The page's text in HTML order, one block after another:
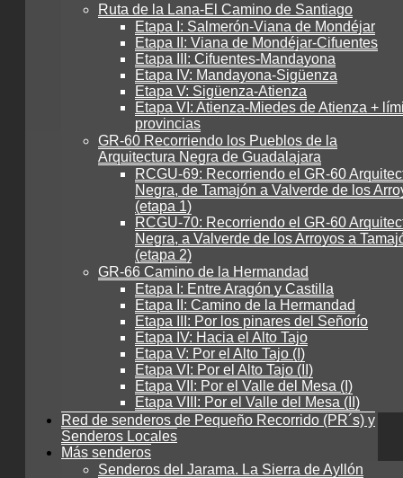
Ruta de la Lana-El Camino de Santiago
Etapa I: Salmerón-Viana de Mondéjar
Etapa II: Viana de Mondéjar-Cifuentes
Etapa III: Cifuentes-Mandayona
Etapa IV: Mandayona-Sigüenza
Etapa V: Sigüenza-Atienza
Etapa VI: Atienza-Miedes de Atienza +
provincias
GR-60 Recorriendo los Pueblos de la
Arquitectura Negra de Guadalajara
RCGU-69: Recorriendo el GR-60
Negra, de Tamajón a Valverde de los
(etapa 1)
RCGU-70: Recorriendo el GR-60
Negra, a Valverde de los Arroyos a
(etapa 2)
GR-66 Camino de la Hermandad
Etapa I: Entre Aragón y Castilla
Etapa II: Camino de la Hermandad
Etapa III: Por los pinares del Señorío
Etapa IV: Hacia el Alto Tajo
Etapa V: Por el Alto Tajo (I)
Etapa VI: Por el Alto Tajo (II)
Etapa VII: Por el Valle del Mesa (I)
Etapa VIII: Por el Valle del Mesa (II)
Red de senderos de Pequeño Recorrido (PR´s) y
Senderos Locales
Más senderos
Senderos del Jarama. La Sierra de Ayllón